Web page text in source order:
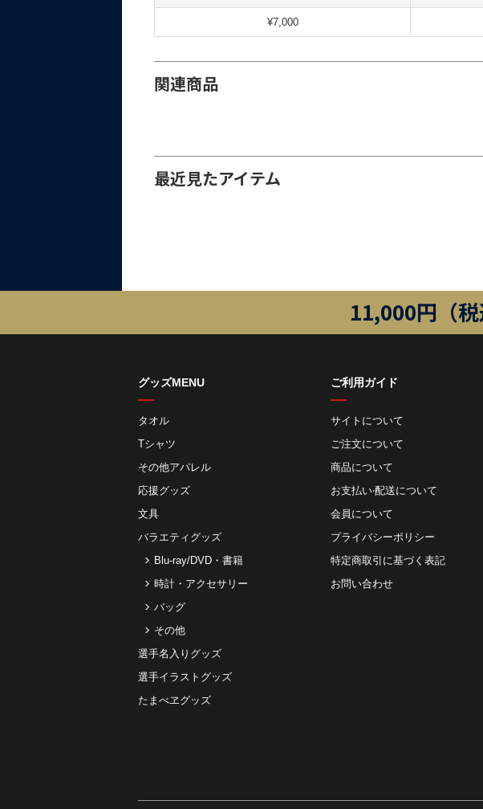
¥7,000
関連商品
最近見たアイテム
11,000円（
グッズMENU
タオル
Tシャツ
その他アパレル
応援グッズ
文具
バラエティグッズ
Blu-ray/DVD・書籍
時計・アクセサリー
バッグ
その他
選手名入りグッズ
選手イラストグッズ
たまべヱグッズ
ご利用ガイド
サイトについて
ご注⽂について
商品について
お⽀払い‧配送について
会員について
プライバシーポリシー
特定商取引に基づく表記
お問い合わせ